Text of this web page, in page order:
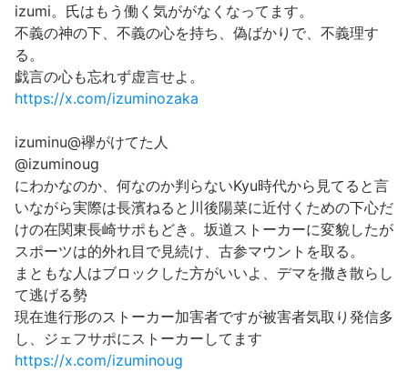
izumi。氏はもう働く気ががなくなってます。
不義の神の下、不義の心を持ち、偽ばかりで、不義理す
る。
戯言の心も忘れず虚言せよ。
https://x.com/izuminozaka
izuminu@襷がけてた人
@izuminoug
にわかなのか、何なのか判らないKyu時代から見てると言
いながら実際は長濱ねると川後陽菜に近付くための下心だ
けの在関東長崎サポもどき。坂道ストーカーに変貌したが
スポーツは的外れ目で見続け、古参マウントを取る。
まともな人はブロックした方がいいよ、デマを撒き散らし
て逃げる勢
現在進行形のストーカー加害者ですが被害者気取り発信多
し、ジェフサポにストーカーしてます
https://x.com/izuminoug